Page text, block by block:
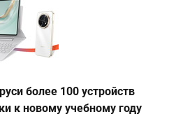
более 100 устройств
к новому учебному году